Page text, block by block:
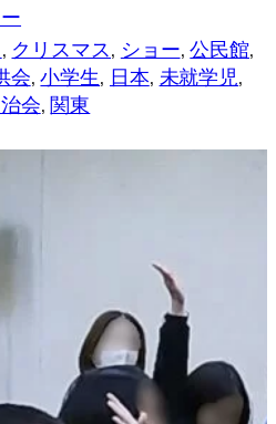
, クリスマス, ショー, 公民館
会, 小学生, 日本, 未就学児
会, 関東